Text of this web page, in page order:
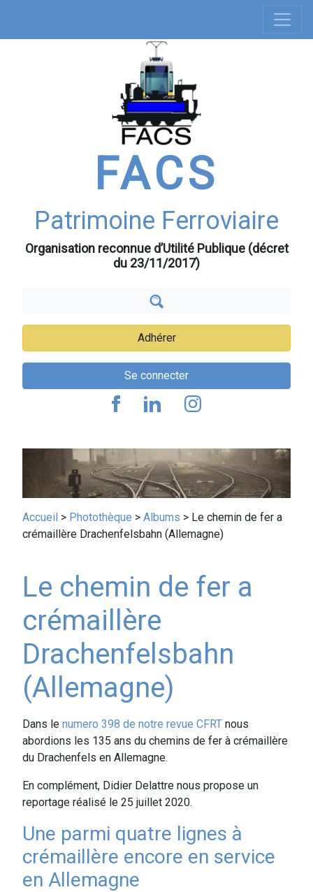
contenu
FACS
Patrimoine Ferroviaire
Organisation reconnue d’Utilité Publique (décret
du 23/11/2017)
Adhérer
Se connecter
principale
Fil
Accueil Photothèque Albums
Le chemin de fer a
crémaillère Drachenfelsbahn (Allemagne)
Le chemin de fer a
crémaillère
Drachenfelsbahn
(Allemagne)
Dans le numero 398 de notre revue CFRT nous
abordions les 135 ans du chemins de fer à crémaillère
du Drachenfels en Allemagne.
En complément, Didier Delattre nous propose un
reportage réalisé le 25 juillet 2020.
Une parmi quatre lignes à
crémaillère encore en service
en Allemagne